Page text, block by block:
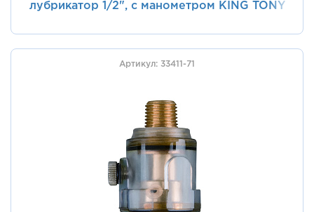
лубрикатор 1/2", с манометром KING TONY
Артикул: 33411-71